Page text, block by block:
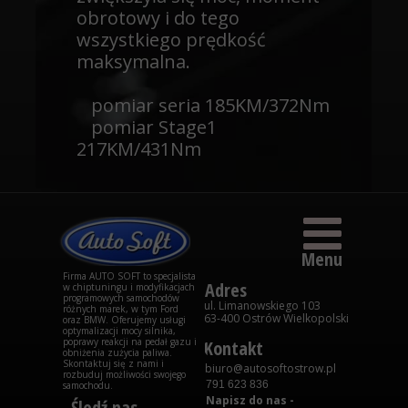
obrotowy i do tego
wszystkiego prędkość
maksymalna.
pomiar seria 185KM/372Nm
pomiar Stage1
217KM/431Nm
Kontakt
Napisz do nas -
Adres
Menu
Firma AUTO SOFT to specjalista
w chiptuningu i modyfikacjach
programowych samochodów
różnych marek, w tym Ford
oraz BMW. Oferujemy usługi
optymalizacji mocy silnika,
poprawy reakcji na pedał gazu i
obniżenia zużycia paliwa.
Skontaktuj się z nami i
rozbuduj możliwości swojego
samochodu.
biuro@autosoftostrow.pl
791 623 836
ul. Limanowskiego 103
63-400 Ostrów Wielkopolski